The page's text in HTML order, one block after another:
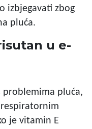
izbjegavati zbog
pluća.
u e-
problemima pluća,
je vitamin E